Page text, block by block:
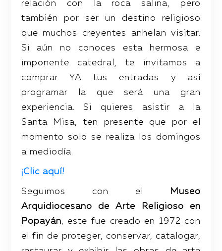
relación con la roca salina, pero
también por ser un destino religioso
que muchos creyentes anhelan visitar.
Si aún no conoces esta hermosa e
imponente catedral, te invitamos a
comprar YA tus entradas y así
programar la que será una gran
experiencia. Si quieres asistir a la
Santa Misa, ten presente que por el
momento solo se realiza los domingos
a mediodía.
¡Clic aquí!
Seguimos con el
Museo
Arquidiocesano de Arte Religioso en
Popayán, este fue creado en 1972 con
el fin de proteger, conservar, catalogar,